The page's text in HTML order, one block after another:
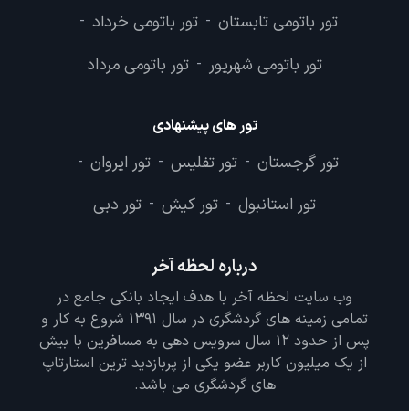
تور باتومی تابستان - تور باتومی خرداد -
تور باتومی شهریور - تور باتومی مرداد
تور های پیشنهادی
تور گرجستان - تور تفلیس - تور ایروان -
تور استانبول - تور کیش - تور دبی
درباره لحظه آخر
وب سایت لحظه آخر با هدف ایجاد بانکی جامع در
تمامی زمینه های گردشگری در سال 1391 شروع به کار و
پس از حدود 12 سال سرویس دهی به مسافرین با بیش
از یک میلیون کاربر عضو یکی از پربازدید ترین استارتاپ
های گردشگری می باشد.